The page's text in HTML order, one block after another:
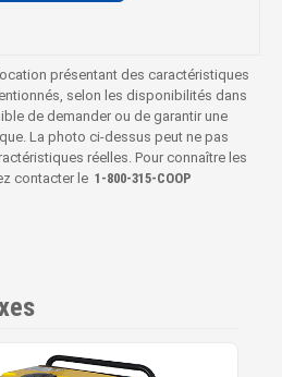
présentant des caractéristiques
selon les disponibilités dans
de demander ou de garantir une
La photo ci-dessus peut ne pas
réelles. Pour connaître les
contacter le 1‑800‑315‑COOP